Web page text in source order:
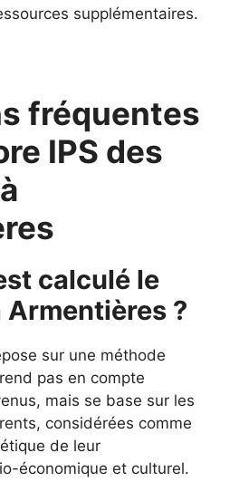
supplémentaires.
fréquentes
IPS des
calculé le
Armentières ?
sur une méthode
pas en compte
mais se base sur les
considérées comme
de leur
économique et culturel.